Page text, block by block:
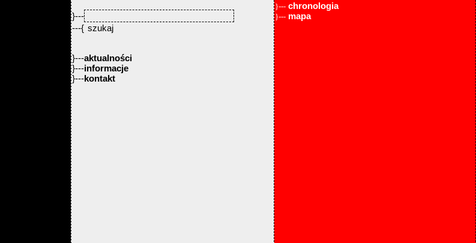
}---
---{
}---aktualności
}---informacje
}---kontakt
}--- chronologia
}--- mapa